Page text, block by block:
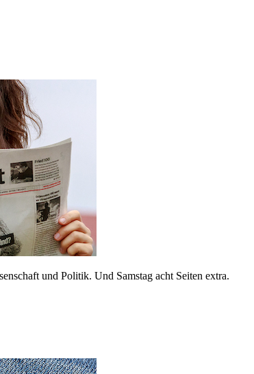
und Politik. Und Samstag acht Seiten extra.